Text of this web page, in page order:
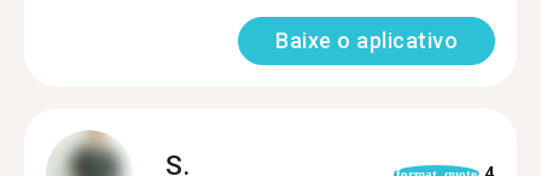
Baixe o aplicativo
S.